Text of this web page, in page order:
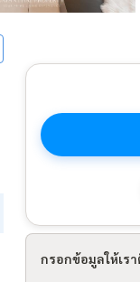
กรอกข้อมูลให้เร